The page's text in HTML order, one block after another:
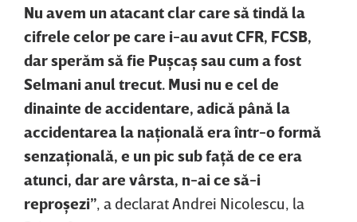
Nu avem un atacant clar care să tindă la
cifrele celor pe care i-au avut CFR, FCSB,
dar sperăm să fie Puşcaş sau cum a fost
Selmani anul trecut. Musi nu e cel de
dinainte de accidentare, adică până la
accidentarea la naţională era într-o formă
senzaţională, e un pic sub faţă de ce era
atunci, dar are vârsta, n-ai ce să-i
reproşezi”, a declarat Andrei Nicolescu, la